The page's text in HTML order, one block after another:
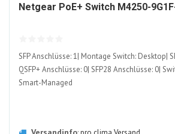
Netgear PoE+ Switch M4250-
SFP Anschlüsse: 1| Montage Switch: Desktop|
QSFP+ Anschlüsse: 0| SFP28 Anschlüsse: 0|
Smart-Managed